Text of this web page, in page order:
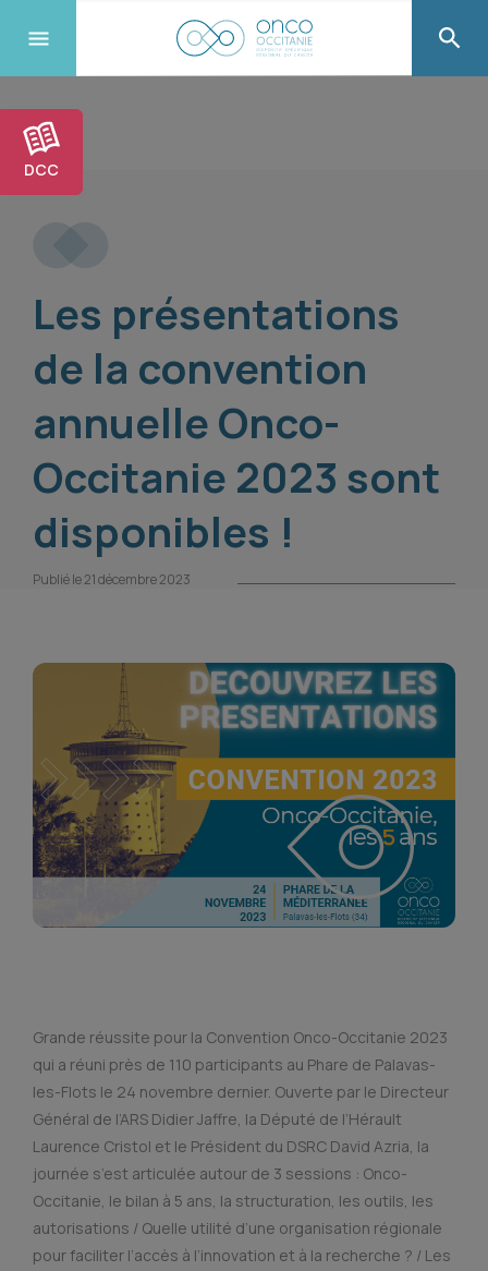
DCC
Les présentations
de la convention
annuelle Onco-
Occitanie 2023 sont
disponibles !
Publié le 21 décembre 2023
Grande réussite pour la Convention Onco-Occitanie 2023
qui a réuni près de 110 participants au Phare de Palavas-
les-Flots le 24 novembre dernier. Ouverte par le Directeur
Général de l’ARS Didier Jaffre, la Député de l’Hérault
Laurence Cristol et le Président du DSRC David Azria, la
journée s’est articulée autour de 3 sessions : Onco-
Occitanie, le bilan à 5 ans, la structuration, les outils, les
autorisations / Quelle utilité d’une organisation régionale
pour faciliter l’accès à l’innovation et à la recherche ? / Les